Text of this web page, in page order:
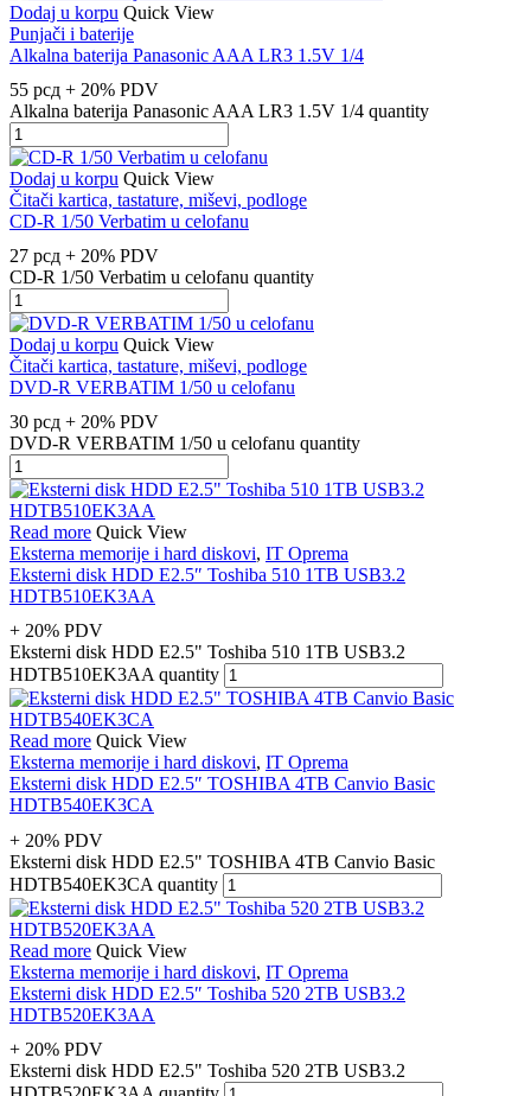
Dodaj u korpu Quick View
Punjači i baterije
Alkalna baterija Panasonic AAA LR3 1.5V 1/4
55 рсд + 20% PDV
Alkalna baterija Panasonic AAA LR3 1.5V 1/4 quantity
Dodaj u korpu Quick View
Čitači kartica, tastature, miševi, podloge
CD-R 1/50 Verbatim u celofanu
27 рсд + 20% PDV
CD-R 1/50 Verbatim u celofanu quantity
Dodaj u korpu Quick View
Čitači kartica, tastature, miševi, podloge
DVD-R VERBATIM 1/50 u celofanu
30 рсд + 20% PDV
DVD-R VERBATIM 1/50 u celofanu quantity
Read more Quick View
Eksterna memorije i hard diskovi, IT Oprema
Eksterni disk HDD E2.5″ Toshiba 510 1TB USB3.2
HDTB510EK3AA
+ 20% PDV
Eksterni disk HDD E2.5" Toshiba 510 1TB USB3.2
HDTB510EK3AA quantity
Read more Quick View
Eksterna memorije i hard diskovi, IT Oprema
Eksterni disk HDD E2.5″ TOSHIBA 4TB Canvio Basic
HDTB540EK3CA
+ 20% PDV
Eksterni disk HDD E2.5" TOSHIBA 4TB Canvio Basic
HDTB540EK3CA quantity
Read more Quick View
Eksterna memorije i hard diskovi, IT Oprema
Eksterni disk HDD E2.5″ Toshiba 520 2TB USB3.2
HDTB520EK3AA
+ 20% PDV
Eksterni disk HDD E2.5" Toshiba 520 2TB USB3.2